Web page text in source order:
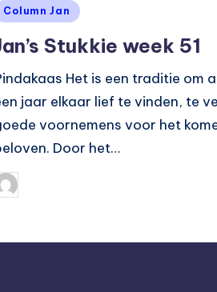
Column Jan
Stukkie week 51
Het is een traditie om
jaar elkaar lief te vinden, te
voornemens voor het
Door het…